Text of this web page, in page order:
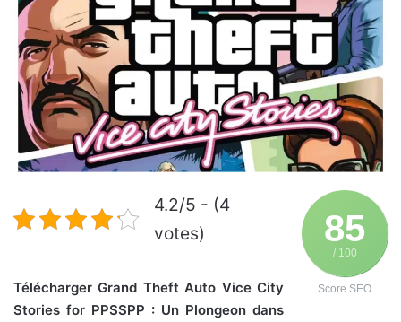
85
/ 100
Score SEO
4.2/5 - (4
votes)
Télécharger Grand Theft Auto Vice City
Stories for PPSSPP : Un Plongeon dans